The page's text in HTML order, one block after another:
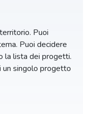
Puoi
Puoi decidere
la lista dei progetti.
un singolo progetto